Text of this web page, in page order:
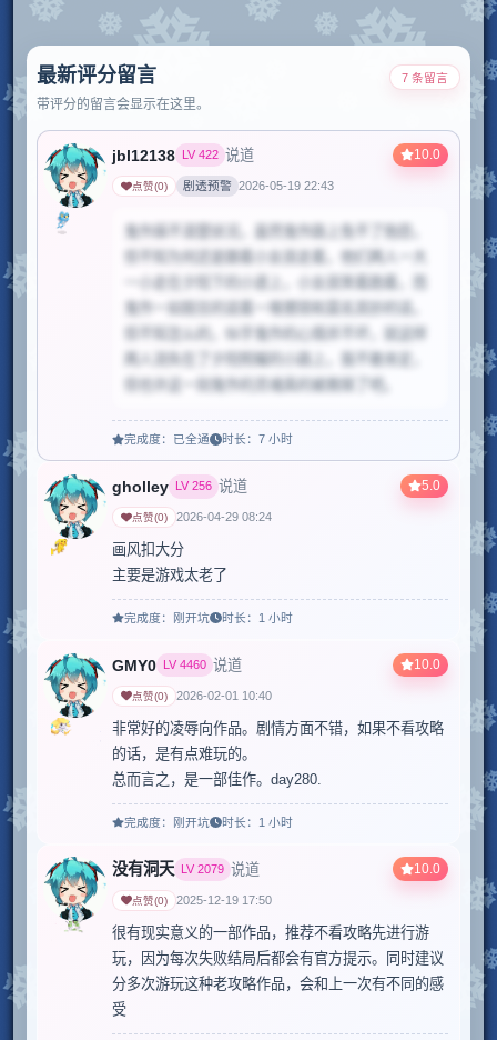
最新评分留言
带评分的留言会显示在这里。
7 条留言
10.0
jbl12138 LV422 说道
点赞(0) 剧透预警 2026-05-19 22:43
鬼作搞不清楚状况，虽然鬼作路上免不了抱怨，
但不知为何还是跟着小女孩走着，他们两人一大
一小走在夕阳下的小道上，小女孩笑着跑着，而
鬼作一如既往的说着一堆猥琐和莫名其妙的话，
但不知怎么的，似乎鬼作的心情并不坏，就这样
两人消失在了夕阳照耀的小路上，我不敢肯定，
但也许这一刻鬼作的灵魂真的被救赎了吧。
当前评论包含部分剧透
点击查看完整内容。
完成度： 已全通 时长： 7 小时
5.0
gholley LV256 说道
点赞(0) 2026-04-29 08:24
画风扣大分
主要是游戏太老了
完成度： 刚开坑 时长： 1 小时
10.0
GMY0 LV4460 说道
点赞(0) 2026-02-01 10:40
非常好的凌辱向作品。剧情方面不错，如果不看攻略
的话，是有点难玩的。
总而言之，是一部佳作。day280.
完成度： 刚开坑 时长： 1 小时
10.0
没有洞天 LV2079 说道
点赞(0) 2025-12-19 17:50
很有现实意义的一部作品，推荐不看攻略先进行游
玩，因为每次失败结局后都会有官方提示。同时建议
分多次游玩这种老攻略作品，会和上一次有不同的感
受